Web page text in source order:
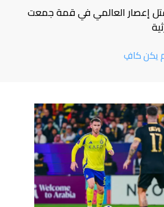
إعصار العالمي في قمة جمعت
يكن كافِ